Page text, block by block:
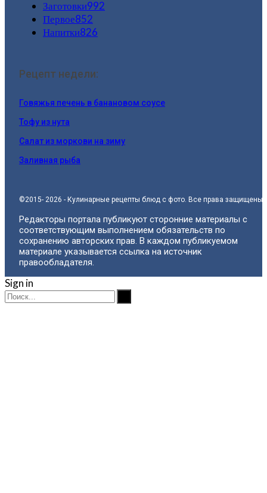
Заготовки992
Первое852
Напитки826
Рецепт недели:
Говяжья печень в банановом соусе
Тофу из нута
Салат из моркови на зиму
Заливная рыба
©2015- 2026 - Кулинарные рецепты блюд с фото. Все права защищены.
Редакторы портала публикуют сторонние материалы с
соответствующим выполнением обязательств по
сохранению авторских прав. В каждом публикуемом
материале указывается ссылка на источник
правообладателя.
Sign in